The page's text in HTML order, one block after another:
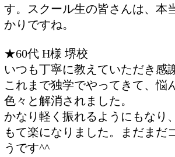
す。スクール生の皆さんは、本
かりですね。
★60代 H様 堺校
いつも丁寧に教えていただき感
これまで独学でやってきて、悩
色々と解消されました。
かなり軽く振れるようにもなり
もて楽になりました。まだまだ
うです^^